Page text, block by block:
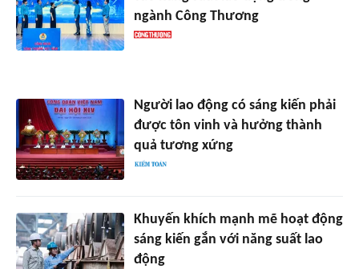
ngành Công Thương
Người lao động có sáng kiến phải
được tôn vinh và hưởng thành
quả tương xứng
Khuyến khích mạnh mẽ hoạt động
sáng kiến gắn với năng suất lao
động